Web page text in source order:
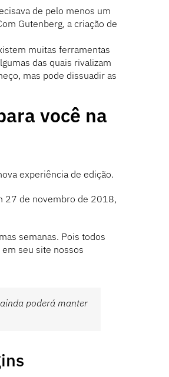
de pelo menos um
Gutenberg, a criação de
muitas ferramentas
das quais rivalizam
mas pode dissuadir as
você na
experiência de edição.
27 de novembro de 2018,
semanas. Pois todos
seu site nossos
poderá manter